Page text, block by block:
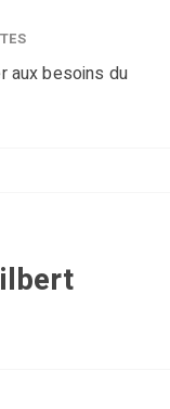
aux besoins du